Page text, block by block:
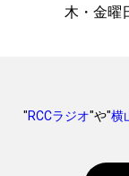
木・金曜日
"RCCラジオ"や"横